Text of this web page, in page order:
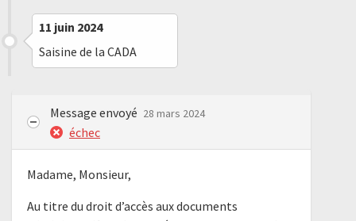
11 juin 2024
Saisine de la CADA
Message envoyé 28 mars 2024
échec
Madame, Monsieur,
Au titre du droit d’accès aux documents